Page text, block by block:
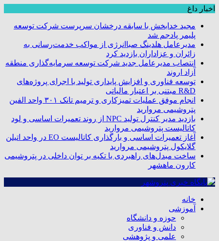
اخبار داغ
مجید خدابخش با سابقه درخشان سرپرست شرکت توسعه
پلیمر پادجم شد
مدیرعامل هلدینگ صباانرژی از مواکب خدمت‌رسانی به
زائران و عزاداران بازدید کرد
انتصاب مدیرعامل جدید شرکت توسعه سرمایه‌گذاری منطقه
آزاد اروند
توسعه فناوری و افزایش پایداری تولید با اجرای پروژه‌های
R&D مبتنی بر اعتبار مالیاتی
انجام موفق عملیات تمیزکاری و ترمیم تانک ۳۰۱ واحد الفین
پتروشیمی مروارید
بازدید مدیر کنترل تولید NPC از روند تعمیرات اساسی و لود
کاتالیست پتروشیمی مروارید
آغاز تعمیرات اساسی و بارگذاری کاتالیست EO در واحد اتیلن
گلایکول پتروشیمی مروارید
ساخت مبدل‌های راهبردی با تکیه بر توان داخلی در پتروشیمی
کارون ماهشهر
خانه
آموزشی
حوزه و دانشگاه
دانش و فناوری
علمی و پژوهشی